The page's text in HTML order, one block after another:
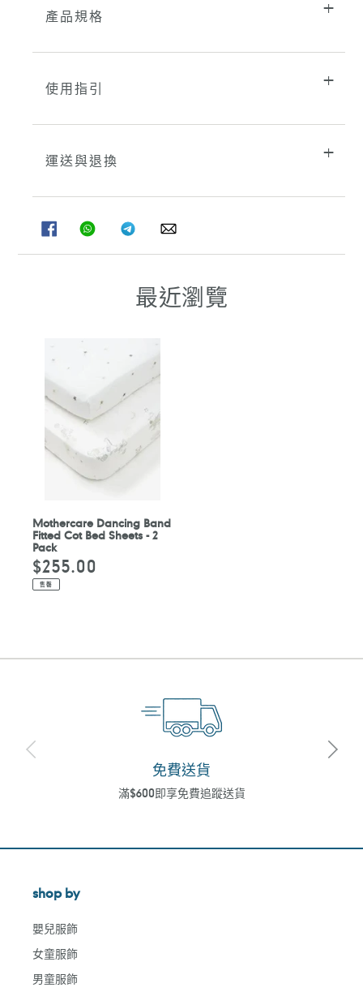
產品規格
使用指引
運送與退換
FACEBOOK
分
享
WHATSAPPTELEGRAM
分
享
WHATSAPP
最近瀏覽
Mothercare Dancing Band
Fitted Cot Bed Sheets - 2
Pack
定
價
$255.00
售罄
免費送貨
滿$600即享免費追蹤送貨
shop by
嬰兒服飾
女童服飾
男童服飾